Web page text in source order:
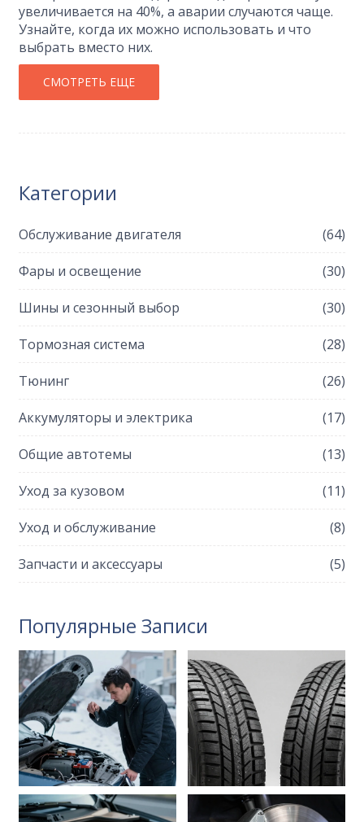
увеличивается на 40%, а аварии случаются чаще.
Узнайте, когда их можно использовать и что
выбрать вместо них.
СМОТРЕТЬ ЕЩЕ
Категории
Обслуживание двигателя (64)
Фары и освещение (30)
Шины и сезонный выбор (30)
Тормозная система (28)
Тюнинг (26)
Аккумуляторы и электрика (17)
Общие автотемы (13)
Уход за кузовом (11)
Уход и обслуживание (8)
Запчасти и аксессуары (5)
Популярные Записи